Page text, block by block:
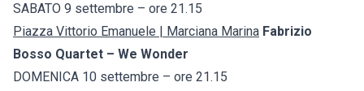
SABATO 9 settembre – ore 21.15
Piazza Vittorio Emanuele | Marciana Marina Fabrizio
Bosso Quartet – We Wonder
DOMENICA 10 settembre – ore 21.15